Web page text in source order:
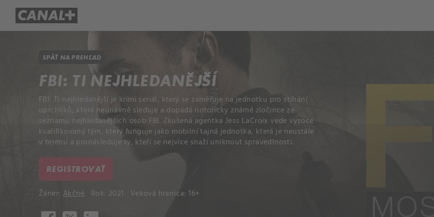
SPÄŤ NA PREHĽAD
FBI: TI NEJHLEDANĚJŠÍ
FBI: Ti nejhledanější je krimi seriál, který se zaměřuje na jednotku pro stíhání
uprchlíků, která neúnavně sleduje a dopadá notoricky známé zločince ze
seznamu nejhledanějších osob FBI. Zkušená agentka Jess LaCroix vede vysoce
kvalifikovaný tým, který funguje jako mobilní tajná jednotka, která je neustále
v terénu a pronásleduje ty, kteří se nejvíce snaží uniknout spravedlnosti.
REGISTROVAŤ
Žáner: Akčné Rok: 2021 Veková hranica: 16+